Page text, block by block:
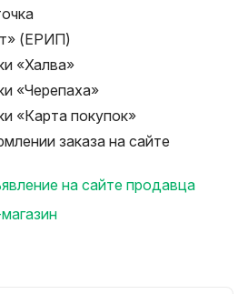
1 шт.
(ЕРИП)
«Халва»
«Черепаха»
«Карта покупок»
заказа на сайте
на сайте продавца